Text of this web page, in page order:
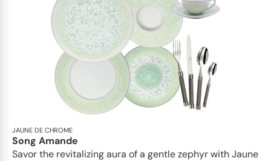
JAUNE DE CHROME
Song Amande
Savor the revitalizing aura of a gentle zephyr with Jaune